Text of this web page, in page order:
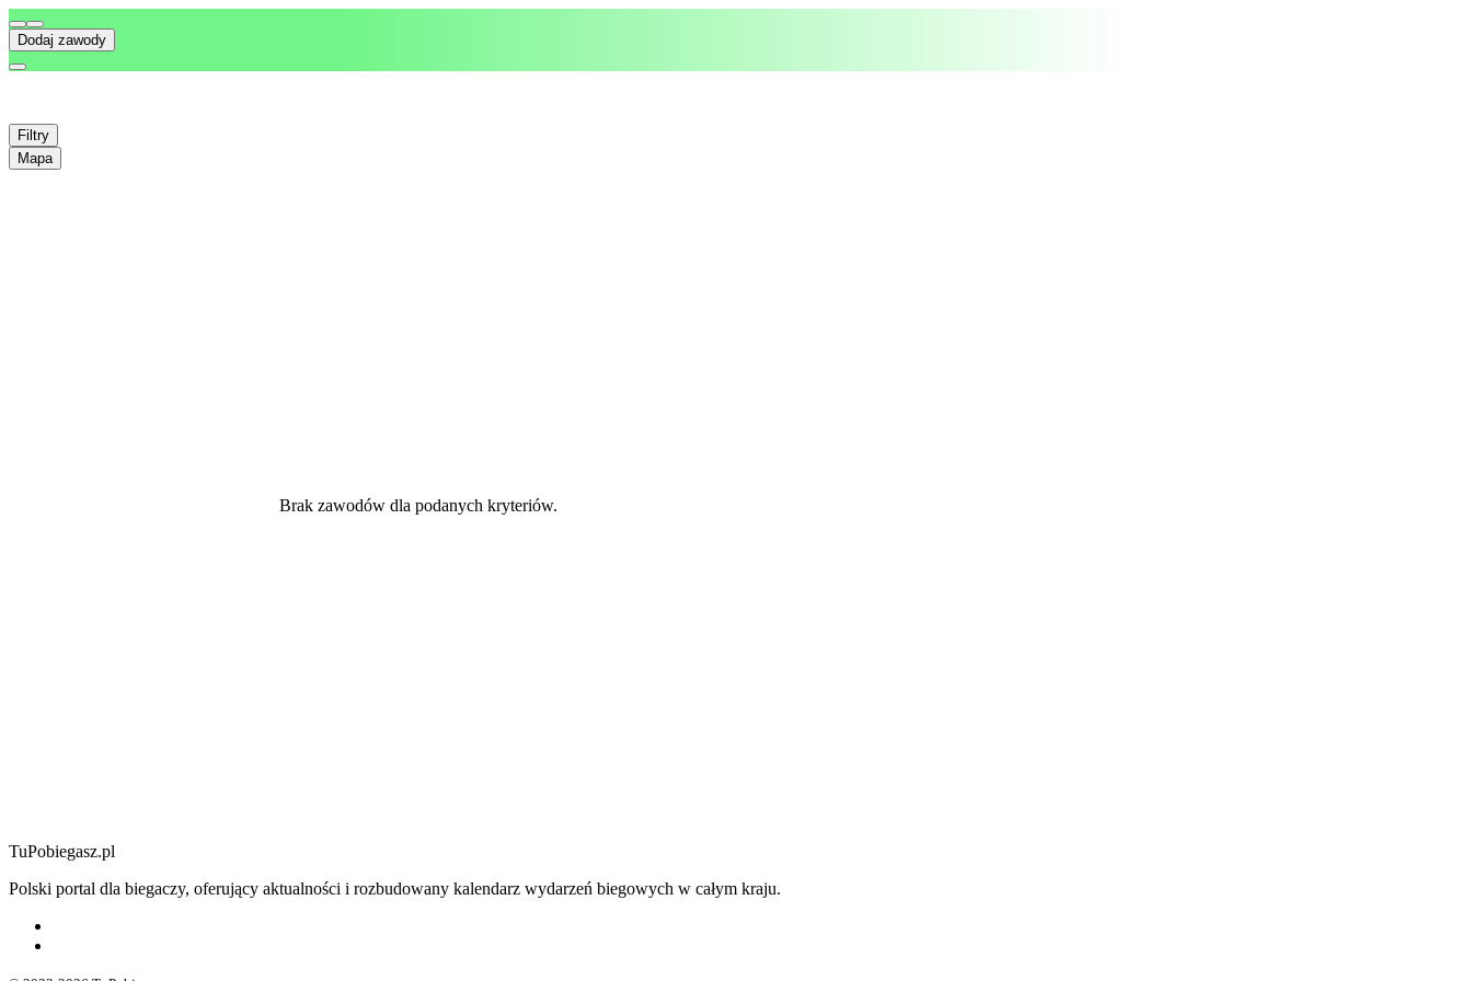
Dodaj zawody
Filtry
Mapa
Brak zawodów dla podanych kryteriów.
TuPobiegasz.pl
Polski portal dla biegaczy, oferujący aktualności i rozbudowany kalendarz wydarzeń biegowych w całym kraju.